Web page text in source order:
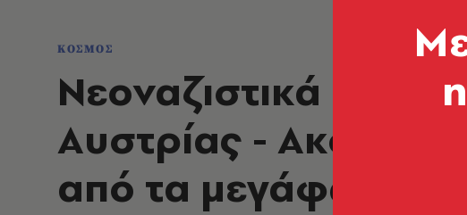
ΚΟΣΜΟΣ
Νεοναζιστικά
Αυστρίας -
από τα μεγάφωνα